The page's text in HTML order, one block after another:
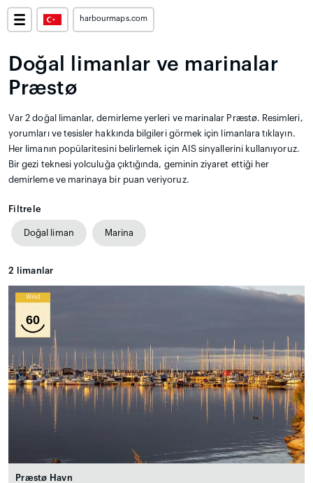
harbourmaps.com
Doğal limanlar ve marinalar
Præstø
Var 2 doğal limanlar, demirleme yerleri ve marinalar Præstø. Resimleri,
yorumları ve tesisler hakkında bilgileri görmek için limanlara tıklayın.
Her limanın popülaritesini belirlemek için AIS sinyallerini kullanıyoruz.
Bir gezi teknesi yolculuğa çıktığında, geminin ziyaret ettiği her
demirleme ve marinaya bir puan veriyoruz.
Filtrele
Doğal liman Marina
2 limanlar
Wind
60
Præstø Havn